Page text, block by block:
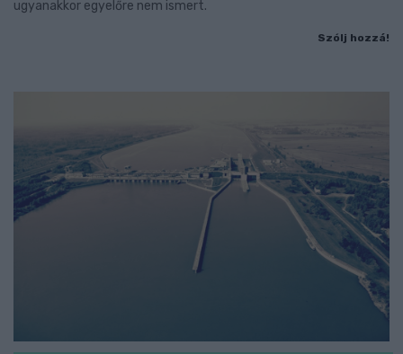
ugyanakkor egyelőre nem ismert.
Szólj hozzá!